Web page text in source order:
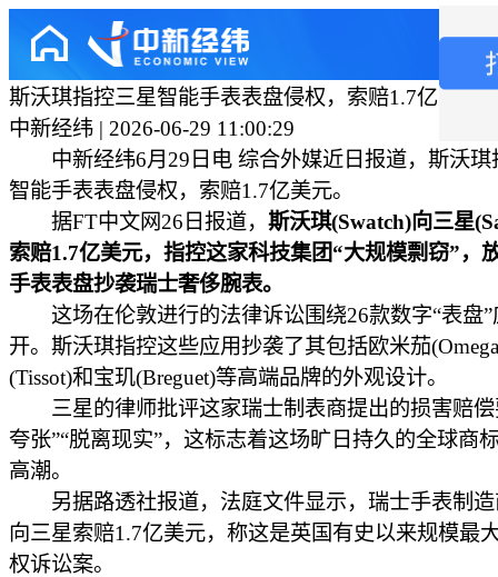
斯沃琪指控三星智能手表表盘侵权，索赔1.7亿美元
中新经纬 | 2026-06-29 11:00:29
中新经纬6月29日电 综合外媒近日报道，斯沃琪
智能手表表盘侵权，索赔1.7亿美元。
据FT中文网26日报道， 斯沃琪(Swatch)向三星
索赔1.7亿美元，指控这家科技集团“大规模剽窃”，
手表表盘抄袭瑞士奢侈腕表。
这场在伦敦进行的法律诉讼围绕26款数字“表盘”
开。斯沃琪指控这些应用抄袭了其包括欧米茄
(Tissot)和宝玑(Breguet)等高端品牌的外观设计。
三星的律师批评这家瑞士制表商提出的损害赔偿
夸张”“脱离现实”，这标志着这场旷日持久的全球商
高潮。
另据路透社报道，法庭文件显示，瑞士手表制造
向三星索赔1.7亿美元，称这是英国有史以来规模最
权诉讼案。